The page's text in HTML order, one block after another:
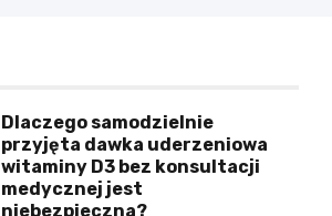
Dlaczego samodzielnie
przyjęta dawka uderzeniowa
witaminy D3 bez konsultacji
medycznej jest
niebezpieczna?